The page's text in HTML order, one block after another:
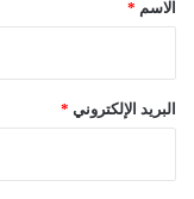
الاسم *
البريد الإلكتروني *